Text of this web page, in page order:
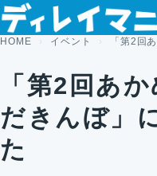
コンテンツへスキップ
HOME イベント 「第2回
「第2回あ
だきんぼ」
た